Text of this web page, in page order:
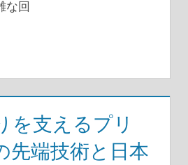
な回
を支えるプリ
先端技術と日本